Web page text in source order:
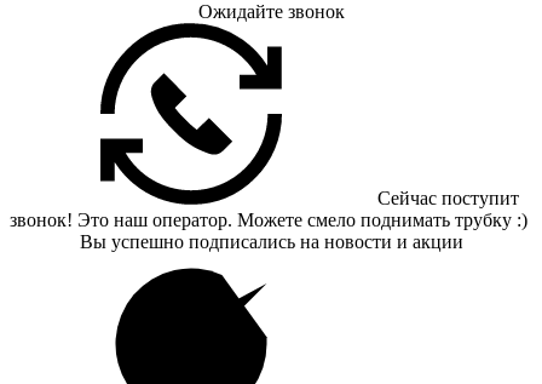
Ожидайте звонок
Сейчас поступит
звонок! Это наш оператор. Можете смело поднимать трубку :)
Вы успешно подписались на новости и акции